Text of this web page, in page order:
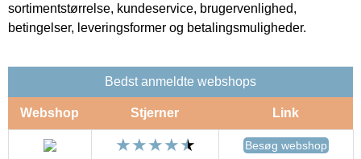
sortimentstørrelse, kundeservice, brugervenlighed,
betingelser, leveringsformer og betalingsmuligheder.
Bedst anmeldte webshops
Webshop Stjerner Link
Besøg webshop